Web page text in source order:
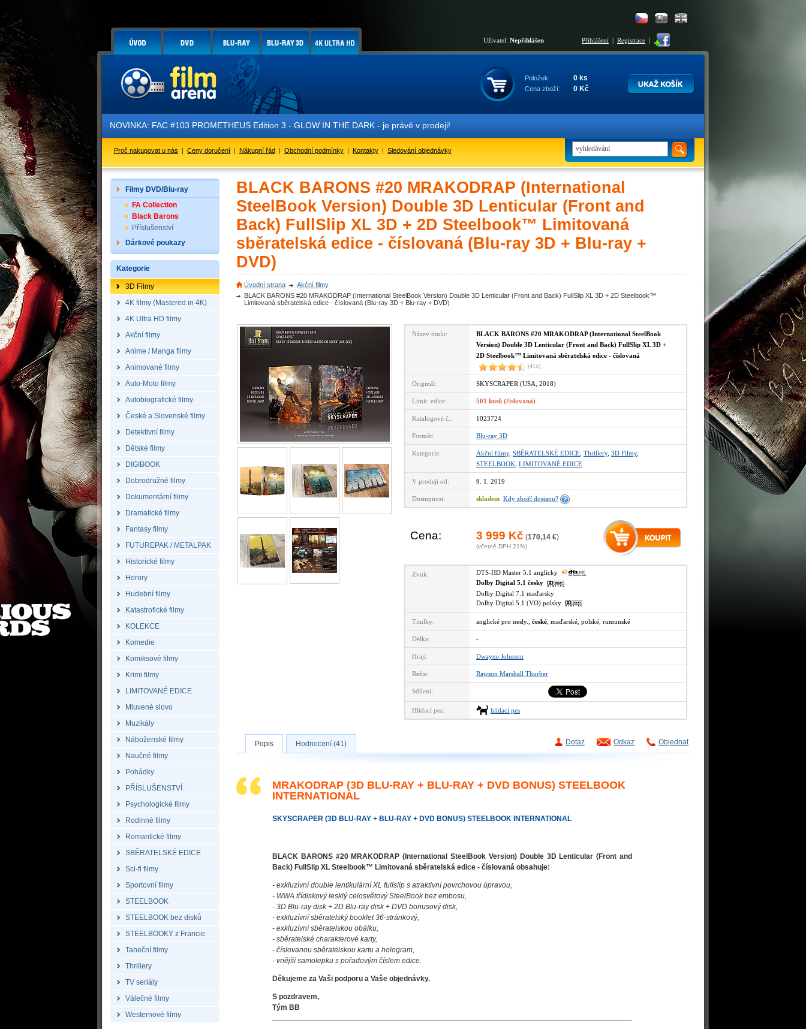
Uživatel: Nepřihlášen Přihlášení | Registrace |
Položek: 0 ks
Cena zboží: 0 Kč
NOVINKA: FAC #103 PROMETHEUS Edition 3 - GLOW IN THE DARK - je právě v prodeji!
Proč nakupovat u nás | Ceny doručení | Nákupní řád | Obchodní podmínky | Kontakty | Sledování objednávky
Filmy DVD/Blu-ray
FA Collection
Black Barons
Příslušenství
Dárkové poukazy
Kategorie
3D Filmy
4K filmy (Mastered in 4K)
4K Ultra HD filmy
Akční filmy
Anime / Manga filmy
Animované filmy
Auto-Moto filmy
Autobiografické filmy
České a Slovenské filmy
Detektivní filmy
Dětské filmy
DIGIBOOK
Dobrodružné filmy
Dokumentární filmy
Dramatické filmy
Fantasy filmy
FUTUREPAK / METALPAK
Historické filmy
Horory
Hudební filmy
Katastrofické filmy
KOLEKCE
Komedie
Komiksové filmy
Krimi filmy
LIMITOVANÉ EDICE
Mluvené slovo
Muzikály
Náboženské filmy
Naučné filmy
Pohádky
PŘÍSLUŠENSTVÍ
Psychologické filmy
Rodinné filmy
Romantické filmy
SBĚRATELSKÉ EDICE
Sci-fi filmy
Sportovní filmy
STEELBOOK
STEELBOOK bez disků
STEELBOOKY z Francie
Taneční filmy
Thrillery
TV seriály
Válečné filmy
Westernové filmy
BLACK BARONS #20 MRAKODRAP (International
SteelBook Version) Double 3D Lenticular (Front and
Back) FullSlip XL 3D + 2D Steelbook™ Limitovaná
sběratelská edice - číslovaná (Blu-ray 3D + Blu-ray +
DVD)
Úvodní strana
Akční filmy
BLACK BARONS #20 MRAKODRAP (International SteelBook Version) Double 3D Lenticular (Front and Back) FullSlip XL 3D + 2D Steelbook™
Limitovaná sběratelská edice - číslovaná (Blu-ray 3D + Blu-ray + DVD)
Název titulu:
BLACK BARONS #20 MRAKODRAP (International SteelBook
Version) Double 3D Lenticular (Front and Back) FullSlip XL 3D +
2D Steelbook™ Limitovaná sběratelská edice - číslovaná
(41x)
Originál: SKYSCRAPER (USA, 2018)
Limit. edice: 501 kusů (číslovaná)
Katalogové č.: 1023724
Formát: Blu-ray 3D
Kategorie: Akční filmy, SBĚRATELSKÉ EDICE Thrillery, 3D Filmy,
STEELBOOK LIMITOVANÉ EDICE
V prodeji od: 9. 1. 2019
Dostupnost: skladem Kdy zboží dostanu?
Cena: 3 999 Kč (170,14 €)
(včetně DPH 21%)
Zvuk:
DTS-HD Master 5.1 anglicky
Dolby Digital 5.1 česky
Dolby Digital 7.1 maďarsky
Dolby Digital 5.1 (VO) polsky
Titulky: anglické pro nesly., české , maďarské, polské, rumunské
Délka: -
Hrají: Dwayne Johnson
Režie: Rawson Marshall Thurber
Sdílení:
Hlídací pes: hlídací pes
Dotaz Odkaz Objednat
Popis Hodnocení (41)
MRAKODRAP (3D BLU-RAY + BLU-RAY + DVD BONUS) STEELBOOK
INTERNATIONAL
SKYSCRAPER (3D BLU-RAY + BLU-RAY + DVD BONUS) STEELBOOK INTERNATIONAL
BLACK BARONS #20 MRAKODRAP (International SteelBook Version) Double 3D Lenticular (Front and
Back) FullSlip XL Steelbook™ Limitovaná sběratelská edice - číslovaná obsahuje:
- exkluzívní double lentikulární XL fullslip s atraktivní povrchovou úpravou,
- WWA třídiskový lesklý celosvětový SteelBook bez embosu,
- 3D Blu-ray disk + 2D Blu-ray disk + DVD bonusový disk,
- exkluzívní sběratelský booklet 36-stránkový,
- exkluzívní sběratelskou obálku,
- sběratelské charakterové karty,
- číslovanou sběratelskou kartu a hologram,
- vnější samolepku s pořadovým číslem edice.
Děkujeme za Vaši podporu a Vaše objednávky.
S pozdravem,
Tým BB